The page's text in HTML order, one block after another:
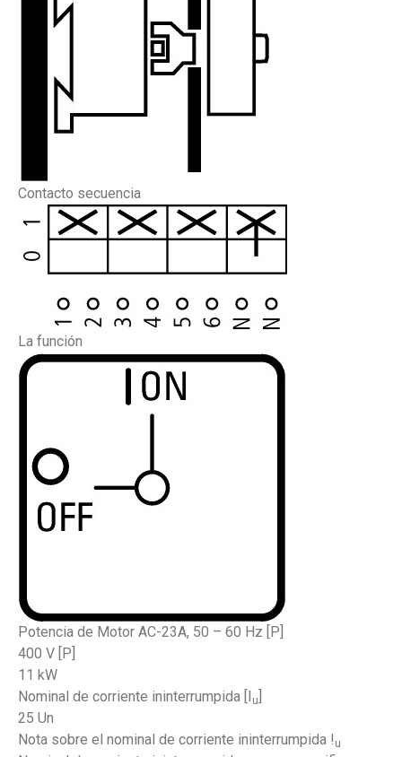
Contacto secuencia
La función
Potencia de Motor AC-23A, 50 – 60 Hz [P]
400 V [P]
11 kW
Nominal de corriente ininterrumpida [I
u
25 Un
Nota sobre el nominal de corriente ininterrumpida ! u